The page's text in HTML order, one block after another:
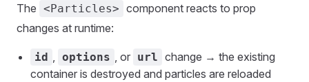
The <Particles> component reacts to prop
changes at runtime:
id options , or url change → the existing
container is destroyed and particles are reloaded